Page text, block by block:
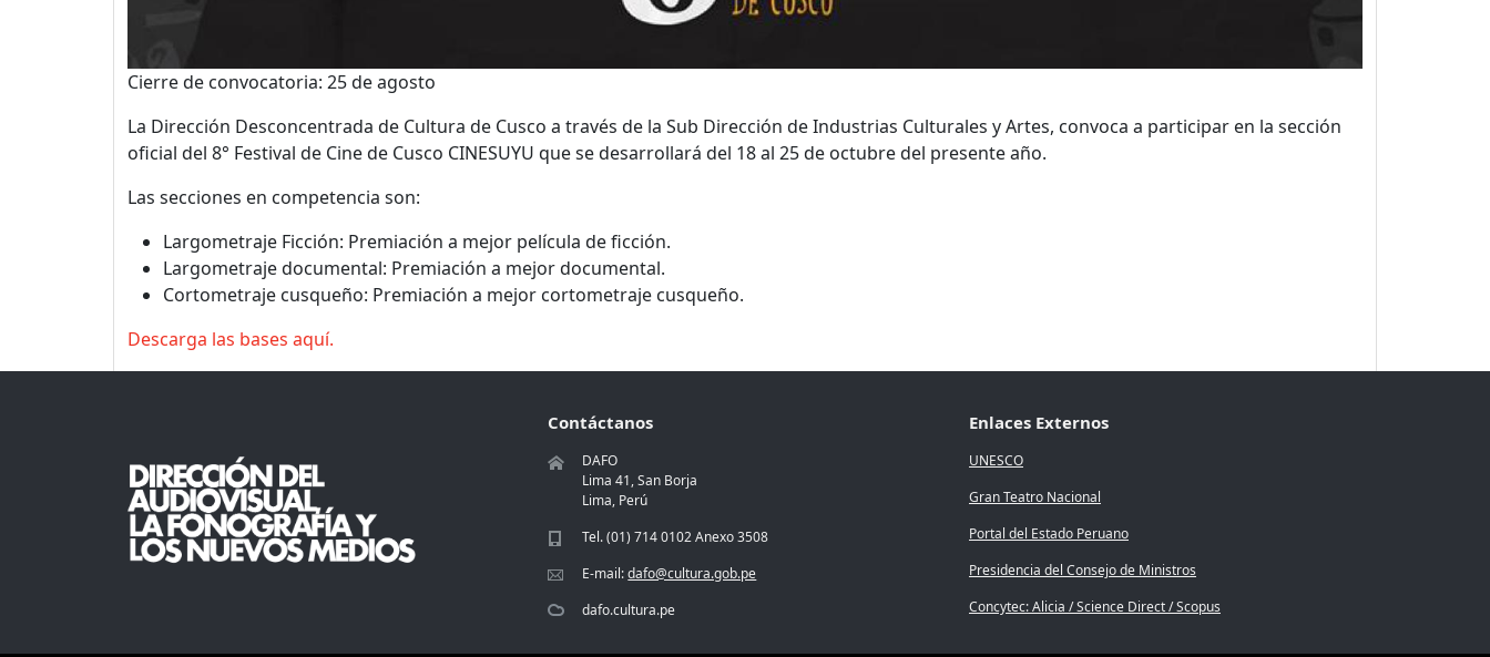
Cierre de convocatoria: 25 de agosto
La Dirección Desconcentrada de Cultura de Cusco a través de la Sub Dirección de Industrias Culturales y Artes, convoca a participar en la sección
oficial del 8° Festival de Cine de Cusco CINESUYU que se desarrollará del 18 al 25 de octubre del presente año.
Las secciones en competencia son:
Largometraje Ficción: Premiación a mejor película de ficción.
Largometraje documental: Premiación a mejor documental.
Cortometraje cusqueño: Premiación a mejor cortometraje cusqueño.
Descarga las bases aquí.
Contáctanos
DAFO
Lima 41, San Borja
Lima, Perú
Tel. (01) 714 0102 Anexo 3508
E-mail:dafo@cultura.gob.pe
dafo.cultura.pe
Enlaces Externos
UNESCO
Gran Teatro Nacional
Portal del Estado Peruano
Presidencia del Consejo de Ministros
Concytec: Alicia / Science Direct / Scopus